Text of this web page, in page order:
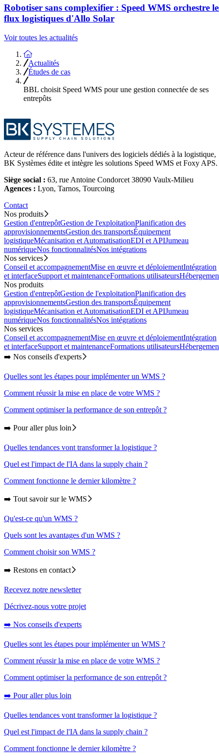
Robotiser sans complexifier : Speed WMS orchestre
flux logistiques d'Allo Solar
Voir toutes les actualités
Accueil
Actualités
Études de cas
BBL choisit Speed WMS pour une gestion connectée de ses
entrepôts
Acteur de référence dans l'univers des logiciels dédiés à la logistique,
BK Systèmes édite et intègre les solutions Speed WMS et Foxy APS.
Siège social : 63, rue Antoine Condorcet 38090 Vaulx-Milieu
Agences : Lyon, Tarnos, Tourcoing
Contact
Nos produits
Gestion d'entrepôtGestion de l'exploitationPlanification des
approvisionnementsGestion des transportsÉquipement
logistiqueMécanisation et AutomatisationEDI et APIJumeau
numériqueNos fonctionnalitésNos intégrations
Nos services
Conseil et accompagnementMise en œuvre et déploiementIntégration
et interfaceSupport et maintenanceFormations utilisateurs
Nos produits
Gestion d'entrepôtGestion de l'exploitationPlanification des
approvisionnementsGestion des transportsÉquipement
logistiqueMécanisation et AutomatisationEDI et APIJumeau
numériqueNos fonctionnalitésNos intégrations
Nos services
Conseil et accompagnementMise en œuvre et déploiementIntégration
et interfaceSupport et maintenanceFormations utilisateurs
➡️ Nos conseils d'experts
Quelles sont les étapes pour implémenter un WMS ?
Comment réussir la mise en place de votre WMS ?
Comment optimiser la performance de son entrepôt ?
➡️ Pour aller plus loin
Quelles tendances vont transformer la logistique ?
Quel est l'impact de l'IA dans la supply chain ?
Comment fonctionne le dernier kilomètre ?
➡️ Tout savoir sur le WMS
Qu'est-ce qu'un WMS ?
Quels sont les avantages d'un WMS ?
Comment choisir son WMS ?
➡️ Restons en contact
Recevez notre newsletter
Décrivez-nous votre projet
➡️ Nos conseils d'experts
Quelles sont les étapes pour implémenter un WMS ?
Comment réussir la mise en place de votre WMS ?
Comment optimiser la performance de son entrepôt ?
➡️ Pour aller plus loin
Quelles tendances vont transformer la logistique ?
Quel est l'impact de l'IA dans la supply chain ?
Comment fonctionne le dernier kilomètre ?